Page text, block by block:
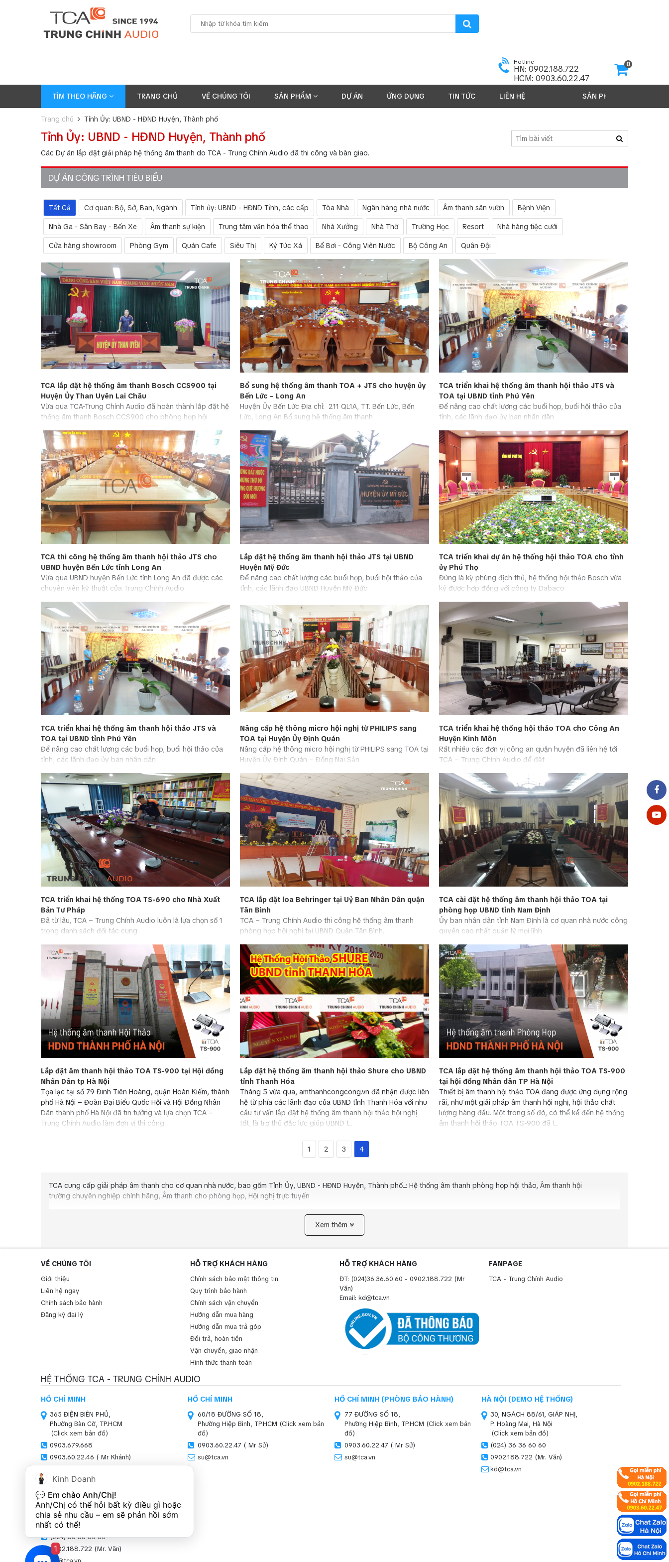
Hotline
HN: 0902.188.722
HCM: 0903.60.22.47
0
TÌM THEO HÃNG TRANG CHỦ VỀ CHÚNG TÔI SẢN PHẨM DỰ ÁN ỨNG DỤNG TIN TỨC LIÊN HỆ SẢN PHẨM 2026
Trang chủ Tỉnh Ủy: UBND - HĐND Huyện, Thành phố
Tỉnh Ủy: UBND - HĐND Huyện, Thành phố
Các Dự án lắp đặt giải pháp hệ thống âm thanh do TCA - Trung Chính Audio đã thi công và bàn giao.
DỰ ÁN CÔNG TRÌNH TIÊU BIỂU
Tất Cả Cơ quan: Bộ, Sở, Ban, Ngành Tỉnh ủy: UBND - HĐND Tỉnh, các cấp Tòa Nhà Ngân hàng nhà nước Âm thanh sân vườn Bệnh Viện
Nhà Ga - Sân Bay - Bến Xe Âm thanh sự kiện Trung tâm văn hóa thể thao Nhà Xưởng Nhà Thờ Trường Học Resort Nhà hàng tiệc cưới
Cửa hàng showroom Phòng Gym Quán Cafe Siêu Thị Ký Túc Xá Bể Bơi - Công Viên Nước Bộ Công An Quân Đội
TCA lắp đặt hệ thống âm thanh Bosch CCS900 tại
Huyện Ủy Than Uyên Lai Châu
Vừa qua TCA-Trung Chính Audio đã hoàn thành lắp đặt hệ
thống âm thanh Bosch CCS900 cho phòng họp hội
Bổ sung hệ thống âm thanh TOA + JTS cho huyện ủy
Bến Lức – Long An
Huyện Ủy Bến Lức Địa chỉ: 211 QL1A, TT. Bến Lức, Bến
Lức, Long An Bổ sung hệ thống âm thanh
TCA triển khai hệ thống âm thanh hội thảo JTS và
TOA tại UBND tỉnh Phú Yên
Để nâng cao chất lượng các buổi họp, buổi hội thảo của
tỉnh, các lãnh đạo ủy ban nhân dân
TCA thi công hệ thống âm thanh hội thảo JTS cho
UBND huyện Bến Lức tỉnh Long An
Vừa qua UBND huyện Bến Lức tỉnh Long An đã được các
chuyên viên kỹ thuật của Trung Chính Audio
Lắp đặt hệ thống âm thanh hội thảo JTS tại UBND
Huyện Mỹ Đức
Để nâng cao chất lượng các buổi họp, buổi hội thảo của
tỉnh, các lãnh đạo UBND Huyện Mỹ Đức
TCA triển khai dự án hệ thống hội thảo TOA cho tỉnh
ủy Phú Thọ
Đúng là kỳ phùng địch thủ, hệ thống hội thảo Bosch vừa
ký được hợp đồng với công ty Dabaco
TCA triển khai hệ thống âm thanh hội thảo JTS và
TOA tại UBND tỉnh Phú Yên
Để nâng cao chất lượng các buổi họp, buổi hội thảo của
tỉnh, các lãnh đạo ủy ban nhân dân
Nâng cấp hệ thông micro hội nghị từ PHILIPS sang
TOA tại Huyện Ủy Định Quán
Nâng cấp hệ thông micro hội nghị từ PHILIPS sang TOA tại
Huyện Ủy Định Quán – Đồng Nai Sản
TCA triển khai hệ thống hội thảo TOA cho Công An
Huyện Kinh Môn
Rất nhiều các đơn vị công an quận huyện đã liên hệ tới
TCA – Trung Chính Audio để đặt
TCA triển khai hệ thống TOA TS-690 cho Nhà Xuất
Bản Tư Pháp
Đã từ lâu, TCA – Trung Chính Audio luôn là lựa chọn số 1
trong danh sách đối tác cung
TCA lắp đặt loa Behringer tại Uỷ Ban Nhân Dân quận
Tân Bình
TCA – Trung Chính Audio thi công hệ thống âm thanh
phòng họp hội nghị tại UBND Quận Tân Bình.
TCA cài đặt hệ thống âm thanh hội thảo TOA tại
phòng họp UBND tỉnh Nam Định
Ủy ban nhân dân tỉnh Nam Định là cơ quan nhà nước công
quyền cao nhất quản lý mọi lĩnh
Lắp đặt âm thanh hội thảo TOA TS-900 tại Hội đồng
Nhân Dân tp Hà Nội
Tọa lạc tại số 79 Đinh Tiên Hoàng, quận Hoàn Kiếm, thành
phố Hà Nội – Đoàn Đại Biểu Quốc Hội và Hội Đồng Nhân
Dân thành phố Hà Nội đã tin tưởng và lựa chọn TCA –
Trung Chính Audio làm đơn vị thi công ...
Lắp đặt hệ thống âm thanh hội thảo Shure cho UBND
tỉnh Thanh Hóa
Tháng 5 vừa qua, amthanhcongcong.vn đã nhận được liên
hệ từ phía các lãnh đạo của UBND tỉnh Thanh Hóa với nhu
cầu tư vấn lắp đặt hệ thống âm thanh hội thảo hội nghị
tốt, là trợ thủ đắc lực giúp UBND t...
TCA lắp đặt hệ thống âm thanh hội thảo TOA TS-900
tại hội đồng Nhân dân TP Hà Nội
Thiết bị âm thanh hội thảo TOA đang được ứng dụng rộng
rãi, như một giải pháp âm thanh hội nghị, hội thảo chất
lượng hàng đầu. Một trong số đó, có thể kể đến hệ thống
âm thanh hội thảo TOA TS-900 đã t...
1 2 3 4
TCA cung cấp giải pháp âm thanh cho cơ quan nhà nước, bao gồm Tỉnh Ủy, UBND - HĐND Huyện, Thành phố...: Hệ thống âm thanh phòng họp hội thảo, Âm thanh hội
trường chuyên nghiệp chính hãng, Âm thanh cho phòng họp, Hội nghị trực tuyến
Xem thêm
VỀ CHÚNG TÔI
Giới thiệu
Liên hệ ngay
Chính sách bảo hành
Đăng ký đại lý
HỖ TRỢ KHÁCH HÀNG
Chính sách bảo mật thông tin
Quy trình bảo hành
Chính sách vận chuyển
Hướng dẫn mua hàng
Hướng dẫn mua trả góp
Đổi trả, hoàn tiền
Vận chuyển, giao nhận
Hình thức thanh toán
HỖ TRỢ KHÁCH HÀNG
ĐT: (024)36.36.60.60 - 0902.188.722 (Mr
Văn)
Email: kd@tca.vn
FANPAGE
TCA - Trung Chính Audio
HỆ THỐNG TCA - TRUNG CHÍNH AUDIO
HỒ CHÍ MINH
365 ĐIỆN BIÊN PHỦ,
Phường Bàn Cờ, TP.HCM
(Click xem bản đồ)
0903.679.668
0903.60.22.46 ( Mr Khánh)
HỒ CHÍ MINH
60/18 ĐƯỜNG SỐ 18,
Phường Hiệp Bình, TP.HCM (Click xem bản
đồ)
0903.60.22.47 ( Mr Sử)
su@tca.vn
HỒ CHÍ MINH (PHÒNG BẢO HÀNH)
77 ĐƯỜNG SỐ 18,
Phường Hiệp Bình, TP.HCM (Click xem bản
đồ)
0903.60.22.47 ( Mr Sử)
su@tca.vn
HÀ NỘI (DEMO HỆ THỐNG)
30, NGÁCH 88/61, GIÁP NHỊ,
P. Hoàng Mai, Hà Nội
(Click xem bản đồ)
(024) 36 36 60 60
0902.188.722 (Mr. Văn)
kd@tca.vn
HÀ NỘI (SHOWROOM)
SN 47-51, LOUIS XI,
Khu đô thị Louis,
P.Hoàng Mai, Hà Nội
(Click xem bản đồ)
(024) 36 36 60 60
0902.188.722 (Mr. Văn)
Kinh Doanh
💬 Em chào Anh/Chị!
Anh/Chị có thể hỏi bất kỳ điều gì hoặc
chia sẻ nhu cầu – em sẽ phản hồi sớm
nhất có thể!
1